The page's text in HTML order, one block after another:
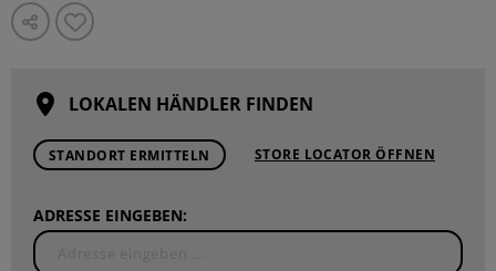
LOKALEN HÄNDLER FINDEN
STANDORT ERMITTELN STORE LOCATOR ÖFFNEN
ADRESSE EINGEBEN: